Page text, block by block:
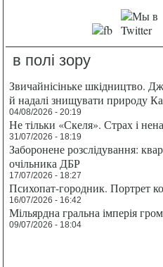
в полі зору
Звичайнісіньке шкідництво.
й надалі знищувати природу
04/08/2026 - 20:19
Не тільки «Скеля». Страх і
31/07/2026 - 18:19
Заборонене розслідування:
очільника ДБР
17/07/2026 - 18:27
Психопат-городник. Портрет
16/07/2026 - 16:42
Мільярдна гральна імперія
09/07/2026 - 18:04